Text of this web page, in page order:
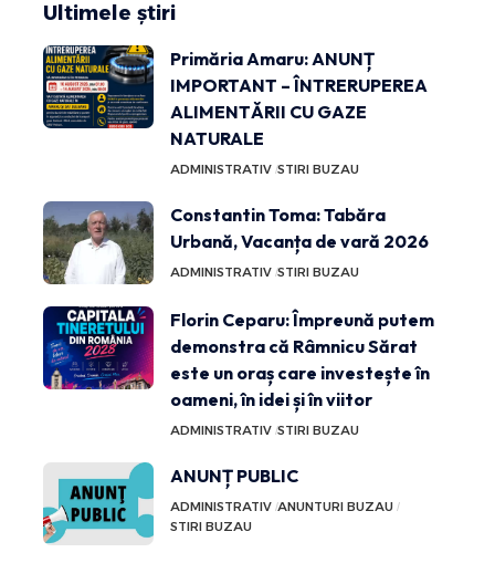
Ultimele știri
Primăria Amaru: ANUNȚ
IMPORTANT – ÎNTRERUPEREA
ALIMENTĂRII CU GAZE
NATURALE
ADMINISTRATIV STIRI BUZAU
Constantin Toma: Tabăra
Urbană, Vacanța de vară 2026
ADMINISTRATIV STIRI BUZAU
Florin Ceparu: Împreună putem
demonstra că Râmnicu Sărat
este un oraș care investește în
oameni, în idei și în viitor
ADMINISTRATIV STIRI BUZAU
ANUNȚ PUBLIC
ADMINISTRATIV ANUNTURI BUZAU
STIRI BUZAU